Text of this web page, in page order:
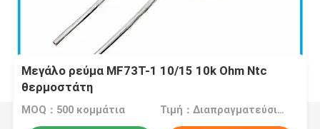
Μεγάλο ρεύμα MF73T-1 10/15 10k Ohm Ntc
θερμοστάτη
MOQ：500 κομμάτια Τιμή：Διαπραγματεύσιμα